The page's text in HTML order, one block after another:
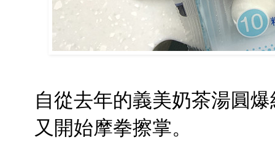
自從去年的義美奶茶湯圓
又開始摩拳擦掌。